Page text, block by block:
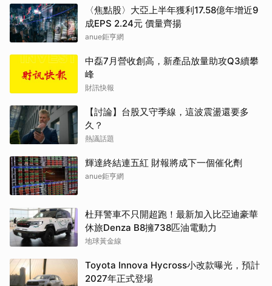
〈焦點股〉大亞上半年獲利17.58億年增近9
成EPS 2.24元 價量齊揚
anue鉅亨網
中磊7月營收創高，新產品放量助攻Q3續攀
峰
財訊快報
【討論】台股又守季線，這波震盪還要多
久？
熱議話題
輝達終結連五紅 財報將成下一個催化劑
anue鉅亨網
杜拜警車不只開超跑！最新加入比亞迪豪華
休旅Denza B8擁738匹油電動力
地球黃金線
Toyota Innova Hycross小改款曝光，預計
2027年正式登場